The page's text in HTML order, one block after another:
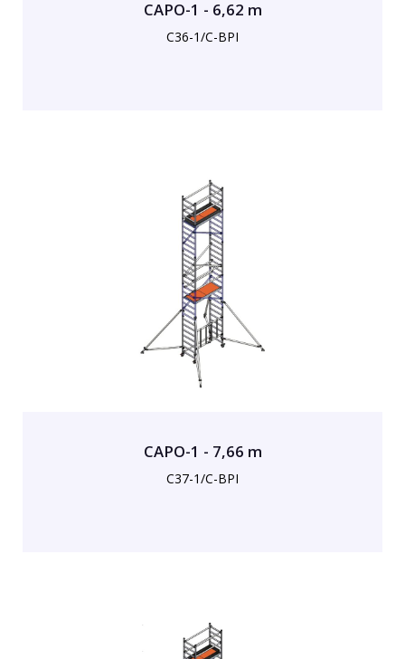
CAPO-1 - 6,62 m
C36-1/C-BPI
CAPO-1 - 7,66 m
C37-1/C-BPI